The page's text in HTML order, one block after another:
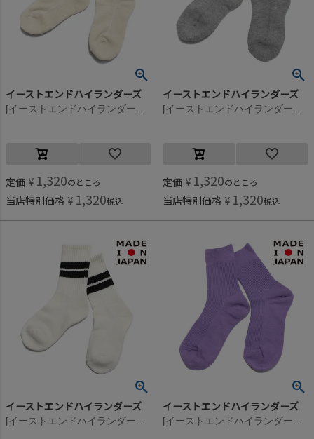
イーストエンドハイランダーズ
定価 ¥ 1,320のところ
当店特別価格 ¥ 1,320税込
イーストエンドハイランダーズ
定価 ¥ 1,320のところ
当店特別価格 ¥ 1,320税込
イーストエンドハイランダーズ イーストエンドハイランダーズ